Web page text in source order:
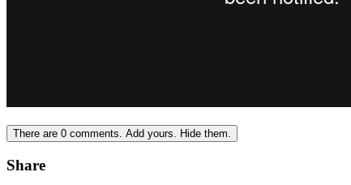
There are 0 comments. Add yours. Hide them.
Share